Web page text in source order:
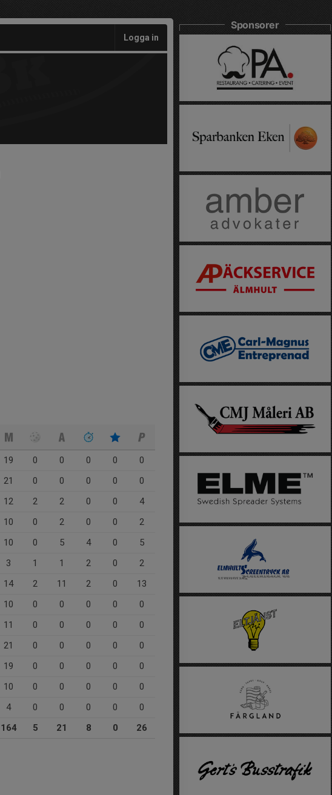
Logga in
19 0 0 0 0
0
21 0 0 0 0
0
12 2 2 0 0
4
10 0 2 0 0
2
10 0 5 4 0
5
3 1 1 2 0
2
14 2 11 2 0
13
10 0 0 0 0
0
11 0 0 0 0
0
21 0 0 0 0
0
19 0 0 0 0
0
10 0 0 0 0
0
4 0 0 0 0
0
164 5 21 8 0 26
Sponsorer